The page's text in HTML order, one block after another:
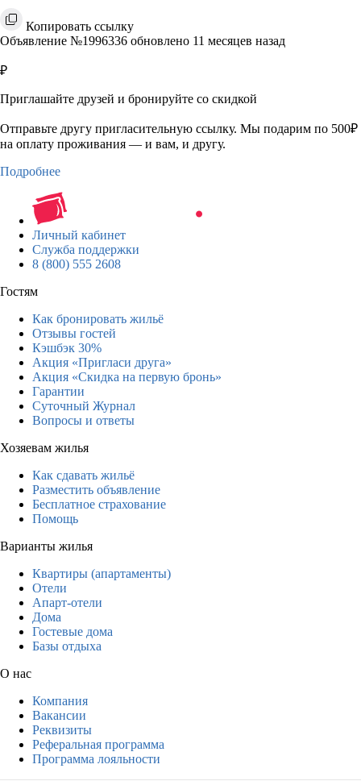
Копировать ссылку
Объявление №1996336 обновлено 11 месяцев назад
₽
Приглашайте друзей и бронируйте со скидкой
Отправьте другу пригласительную ссылку. Мы подарим по 500₽
на оплату проживания — и вам, и другу.
Подробнее
Личный кабинет
Служба поддержки
8 (800) 555 2608
Гостям
Как бронировать жильё
Отзывы гостей
Кэшбэк 30%
Акция «Пригласи друга»
Акция «Скидка на первую бронь»
Гарантии
Суточный Журнал
Вопросы и ответы
Хозяевам жилья
Как сдавать жильё
Разместить объявление
Бесплатное страхование
Помощь
Варианты жилья
Квартиры (апартаменты)
Отели
Апарт-отели
Дома
Гостевые дома
Базы отдыха
О нас
Компания
Вакансии
Реквизиты
Реферальная программа
Программа лояльности